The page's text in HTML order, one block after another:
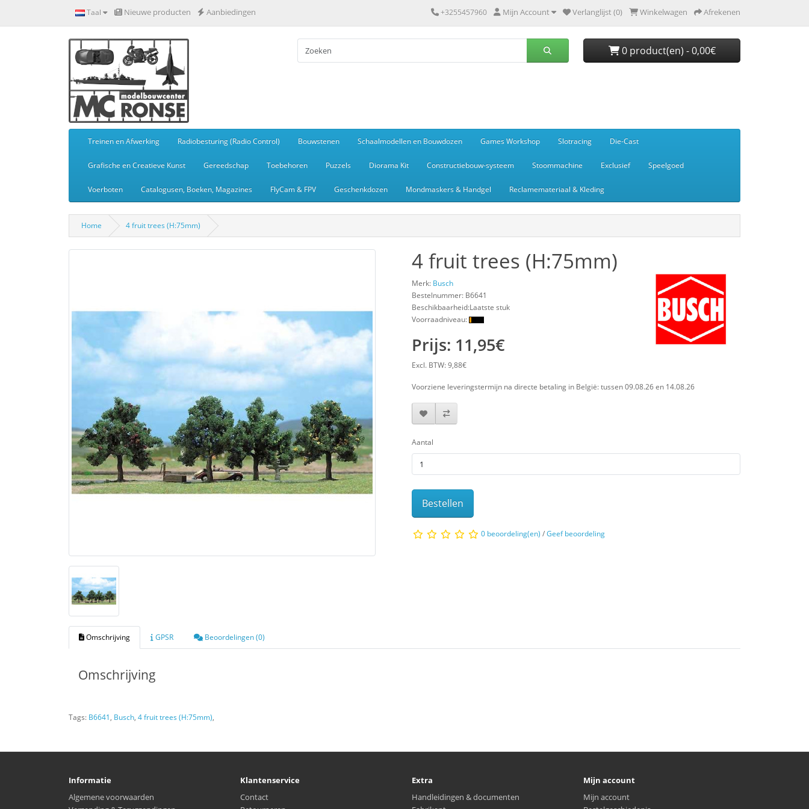
Taal Nieuwe producten Aanbiedingen +3255457960 Mijn Account Verlanglijst (0) Winkelwagen Afrekenen
0 product(en) - 0,00€
Treinen en Afwerking Radiobesturing (Radio Control) Bouwstenen Schaalmodellen en Bouwdozen Games Workshop Slotracing Die-Cast
Grafische en Creatieve Kunst Gereedschap Toebehoren Puzzels Diorama Kit Constructiebouw-systeem Stoommachine Exclusief Speelgoed
Voerboten Catalogusen, Boeken, Magazines FlyCam & FPV Geschenkdozen Mondmaskers & Handgel Reclamemateriaal & Kleding
Home 4 fruit trees (H:75mm)
4 fruit trees (H:75mm)
Merk: Busch
Bestelnummer: B6641
Beschikbaarheid:Laatste stuk
Voorraadniveau:
Prijs: 11,95€
Excl. BTW: 9,88€
Voorziene leveringstermijn na directe betaling in België: tussen 09.08.26 en 14.08.26
Aantal
Bestellen
0 beoordeling(en) /Geef beoordeling
Omschrijving GPSR Beoordelingen (0)
Omschrijving
Tags: B6641, Busch, 4 fruit trees (H:75mm),
Informatie
Algemene voorwaarden
Klantenservice
Contact
Extra
Handleidingen & documenten
Mijn account
Mijn account